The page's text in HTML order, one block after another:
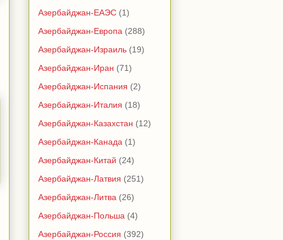
Азербайджан-ЕАЭС (1)
Азербайджан-Европа (288)
Азербайджан-Израиль (19)
Азербайджан-Иран (71)
Азербайджан-Испания (2)
Азербайджан-Италия (18)
Азербайджан-Казахстан (12)
Азербайджан-Канада (1)
Азербайджан-Китай (24)
Азербайджан-Латвия (251)
Азербайджан-Литва (26)
Азербайджан-Польша (4)
Азербайджан-Россия (392)